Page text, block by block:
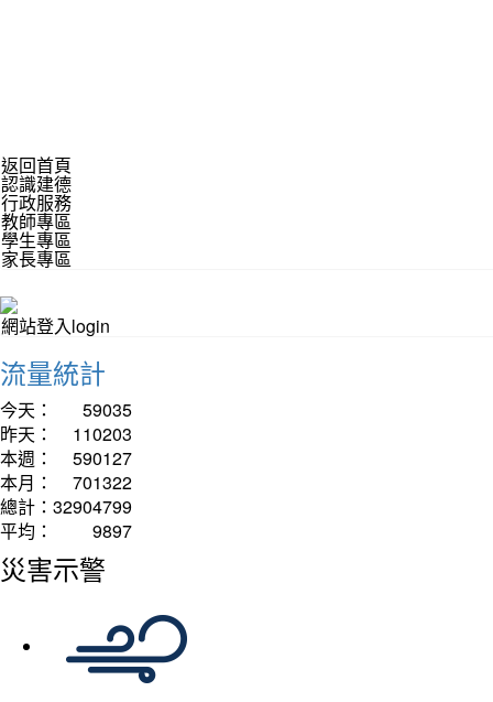
返回首頁
認識建德
行政服務
教師專區
學生專區
家長專區
網站登入login
流量統計
今天：
59035
昨天：
110203
本週：
590127
本月：
701322
總計： 32904799
平均：
9897
災害示警